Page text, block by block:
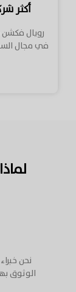
أكثر
رويال فكشن
نحن